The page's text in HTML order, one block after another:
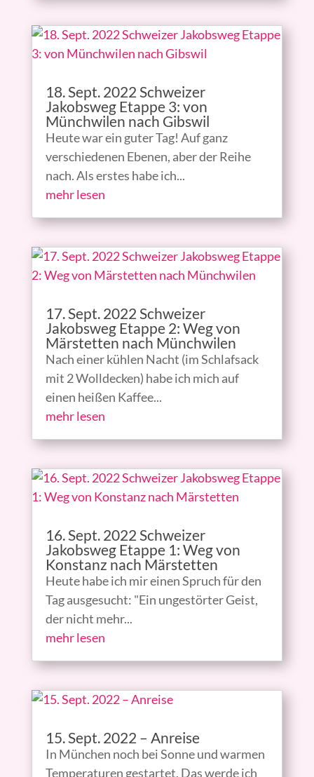
18. Sept. 2022 Schweizer
Jakobsweg Etappe 3: von
Münchwilen nach Gibswil
Heute war ein guter Tag! Auf ganz
verschiedenen Ebenen, aber der Reihe
nach. Als erstes habe ich...
mehr lesen
17. Sept. 2022 Schweizer
Jakobsweg Etappe 2: Weg von
Märstetten nach Münchwilen
Nach einer kühlen Nacht (im Schlafsack
mit 2 Wolldecken) habe ich mich auf
einen heißen Kaffee...
mehr lesen
16. Sept. 2022 Schweizer
Jakobsweg Etappe 1: Weg von
Konstanz nach Märstetten
Heute habe ich mir einen Spruch für den
Tag ausgesucht: "Ein ungestörter Geist,
der nicht mehr...
mehr lesen
15. Sept. 2022 – Anreise
In München noch bei Sonne und warmen
Temperaturen gestartet. Das werde ich